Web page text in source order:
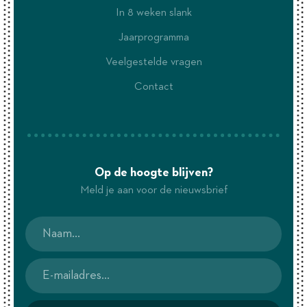
In 8 weken slank
Jaarprogramma
Veelgestelde vragen
Contact
Op de hoogte blijven?
Meld je aan voor de nieuwsbrief